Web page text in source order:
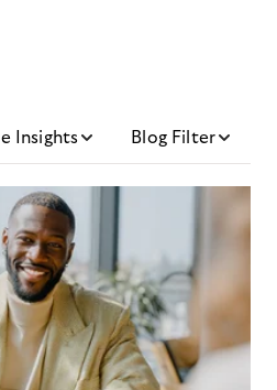
Insights Blog Filter